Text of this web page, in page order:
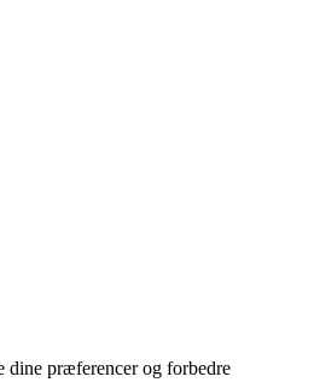
dine præferencer og forbedre